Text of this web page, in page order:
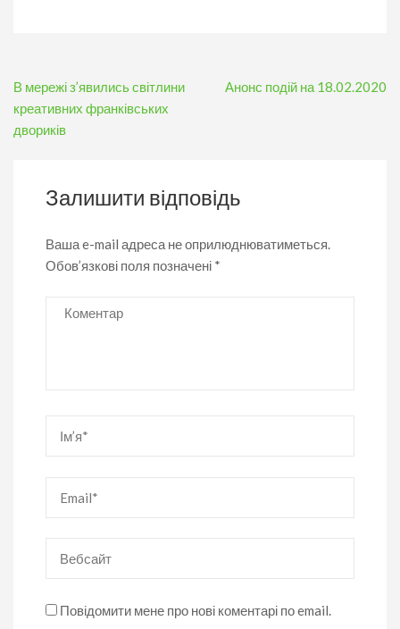
Навігація
записів
В мережі з’явились світлини
креативних франківських
двориків
Анонс подій на 18.02.2020
Залишити відповідь
Ваша e-mail адреса не оприлюднюватиметься.
Обов’язкові поля позначені *
Коментар
Повідомити мене про нові коментарі по email.